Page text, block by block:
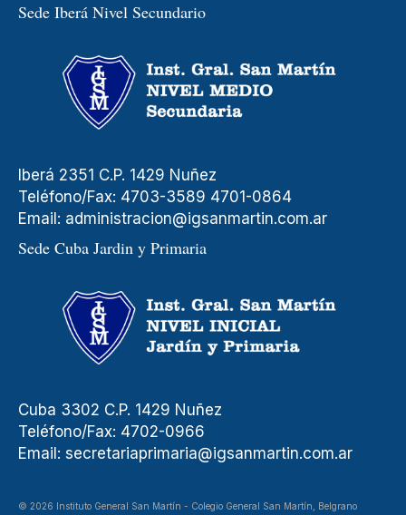
Sede Iberá Nivel Secundario
Iberá 2351 C.P. 1429 Nuñez
Teléfono/Fax: 4703-3589 4701-0864
Email: administracion@igsanmartin.com.ar
Sede Cuba Jardin y Primaria
Cuba 3302 C.P. 1429 Nuñez
Teléfono/Fax: 4702-0966
Email: secretariaprimaria@igsanmartin.com.ar
© 2026 Instituto General San Martín - Colegio General San Martín, Belgrano